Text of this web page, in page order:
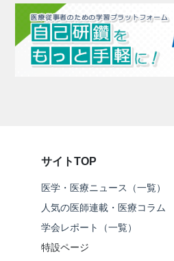
サイトTOP
医学・医療ニュース（一覧）
人気の医師連載・医療コラム
学会レポート（一覧）
特設ページ